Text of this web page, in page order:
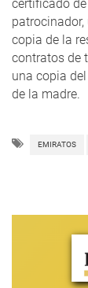
certificado
copia de la
contratos de
una copia del
de la madre.
EMIRATOS